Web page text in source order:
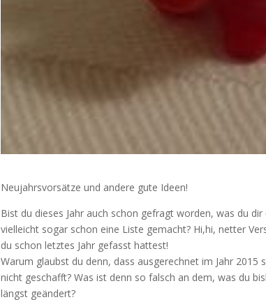
Neujahrsvorsätze und andere gute Ideen!
Bist du dieses Jahr auch schon gefragt worden, was du
vielleicht sogar schon eine Liste gemacht? Hi,hi, netter
du schon letztes Jahr gefasst hattest!
Warum glaubst du denn, dass ausgerechnet im Jahr
nicht geschafft? Was ist denn so falsch an dem, was du
längst geändert?